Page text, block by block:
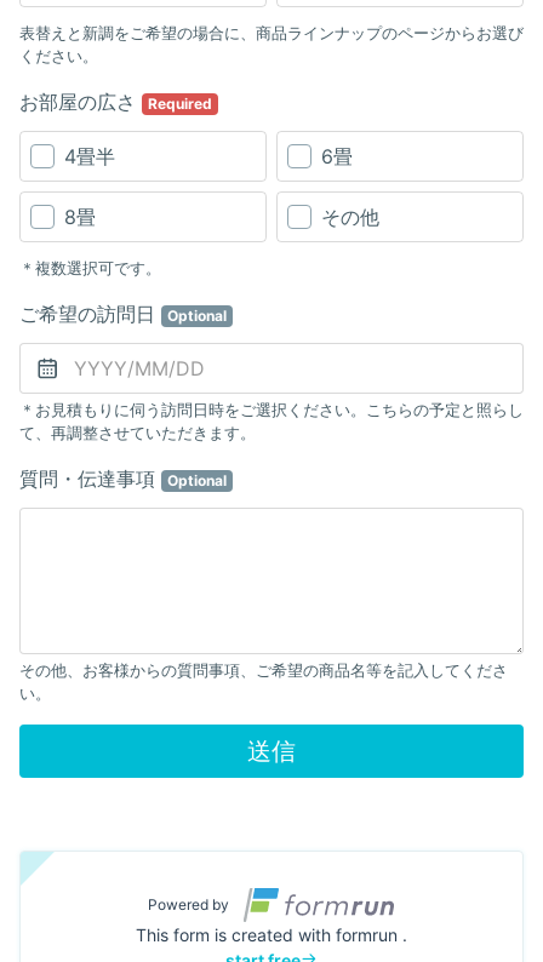
表替えと新調をご希望の場合に、商品ラインナップのページからお選び
ください。
お部屋の広さ Required
4畳半 6畳
8畳 その他
＊複数選択可です。
ご希望の訪問日 Optional
＊お見積もりに伺う訪問日時をご選択ください。こちらの予定と照らし
て、再調整させていただきます。
質問・伝達事項 Optional
その他、お客様からの質問事項、ご希望の商品名等を記入してくださ
い。
送信
Powered by
This form is created with formrun .